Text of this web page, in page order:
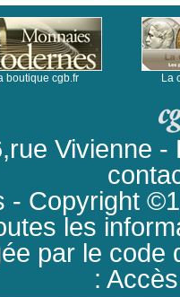
boutique cgb.fr La
Vivienne -
- Copyright
les
par le code
: